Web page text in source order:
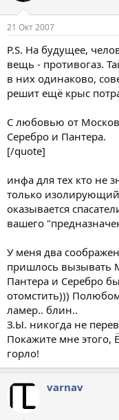
21 Окт 2007
P.S. На будущее,
вещь - противогаз.
в них одинаково,
решит ещё крыс
С любовью от
Серебро и Пантера.
[/quote]
инфа для тех кто не
только
оказывается
вашего
У меня два
пришлось вызывать
Пантера и Серебро
отомстить)))
ламер.. блин..
З.Ы. никогда не
Покажите мне этого,
горло!
varnav